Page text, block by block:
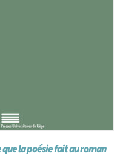
que la poésie fait au roman